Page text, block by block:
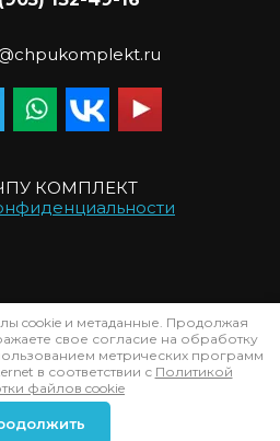
КОМПЛЕКТ
создание сайтовв студии
cookie и метаданные. Продолжая
свое согласие на обработку
метрических программ
в соответствии с Политикой
файлов cookie